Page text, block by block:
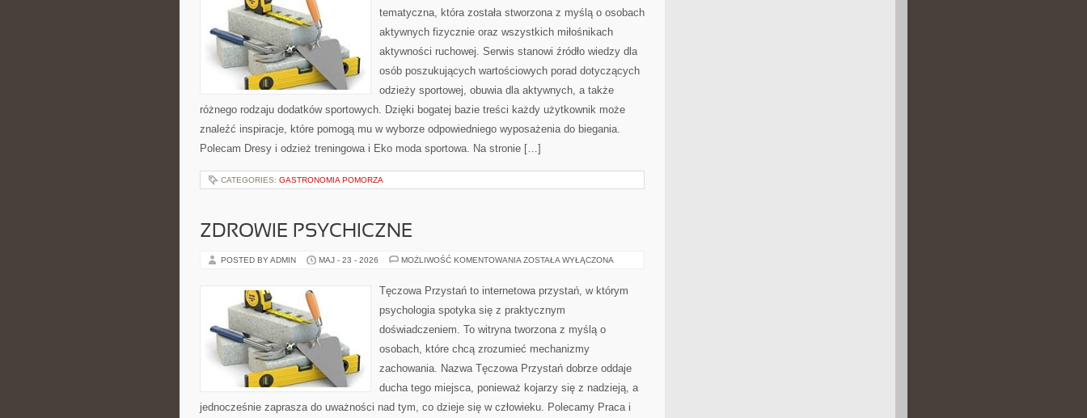
tematyczna, która została stworzona z myślą o osobach
aktywnych fizycznie oraz wszystkich miłośnikach
aktywności ruchowej. Serwis stanowi źródło wiedzy dla
osób poszukujących wartościowych porad dotyczących
odzieży sportowej, obuwia dla aktywnych, a także
różnego rodzaju dodatków sportowych. Dzięki bogatej bazie treści każdy użytkownik może
znaleźć inspiracje, które pomogą mu w wyborze odpowiedniego wyposażenia do biegania.
Polecam Dresy i odzież treningowa i Eko moda sportowa. Na stronie […]
CATEGORIES: GASTRONOMIA POMORZA
ZDROWIE PSYCHICZNE
POSTED BY ADMIN MAJ - 23 - 2026 MOŻLIWOŚĆ KOMENTOWANIA ZDROWIE
ZOSTAŁA WYŁĄCZONA
Tęczowa Przystań to internetowa przystań, w którym
psychologia spotyka się z praktycznym
doświadczeniem. To witryna tworzona z myślą o
osobach, które chcą zrozumieć mechanizmy
zachowania. Nazwa Tęczowa Przystań dobrze oddaje
ducha tego miejsca, ponieważ kojarzy się z nadzieją, a
jednocześnie zaprasza do uważności nad tym, co dzieje się w człowieku. Polecamy Praca i